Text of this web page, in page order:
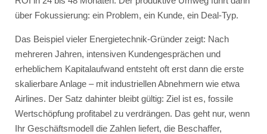
über Fokussierung: ein Problem, ein Kunde, ein Deal-Typ.
Das Beispiel vieler Energietechnik-Gründer zeigt: Nach
mehreren Jahren, intensiven Kundengesprächen und
erheblichem Kapitalaufwand entsteht oft erst dann die erste
skalierbare Anlage – mit industriellen Abnehmern wie etwa
Airlines. Der Satz dahinter bleibt gültig: Ziel ist es, fossile
Wertschöpfung profitabel zu verdrängen. Das geht nur, wenn
Ihr Geschäftsmodell die Zahlen liefert, die Beschaffer,